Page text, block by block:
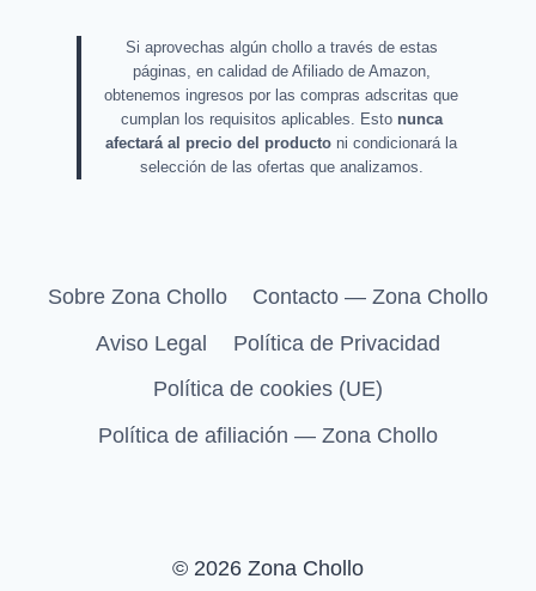
Si aprovechas algún chollo a través de estas
páginas, en calidad de Afiliado de Amazon,
obtenemos ingresos por las compras adscritas que
cumplan los requisitos aplicables. Esto nunca
afectará al precio del producto ni condicionará la
selección de las ofertas que analizamos.
Sobre Zona Chollo
Contacto — Zona Chollo
Aviso Legal
Política de Privacidad
Política de cookies (UE)
Política de afiliación — Zona Chollo
© 2026 Zona Chollo